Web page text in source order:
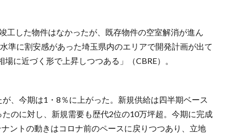
工した物件はなかったが、既存物件の空室解消が進ん
準に割安感があった埼玉県内のエリアで開発計画が出て
に近づく形で上昇しつつある」（CBRE）。
、今期は1・8％に上がった。新規供給は四半期ベース
のに対し、新規需要も歴代2位の10万坪超。今期に完成
ントの動きはコロナ前のペースに戻りつつあり、立地